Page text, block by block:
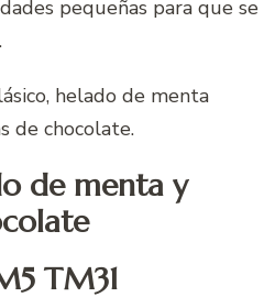
pequeñas para que se
helado de menta
de chocolate.
de menta y
TM31